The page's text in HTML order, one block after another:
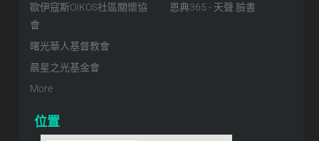
歐伊寇斯OIKOS社區關懷協
會
曙光華人基督教會
晨星之光基金會
More
恩典365 - 天聲 臉書
位置